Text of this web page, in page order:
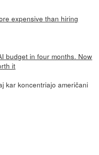
expensive than hiring
budget in four months. Now
it
kar koncentriajo američani